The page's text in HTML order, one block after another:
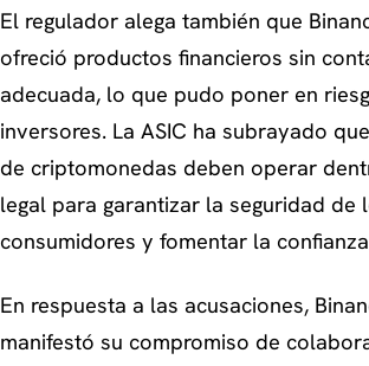
El regulador alega también que
ofreció productos financieros sin
adecuada, lo que pudo poner en
inversores. La ASIC ha subrayado
de criptomonedas deben operar
legal para garantizar la seguridad de
consumidores y fomentar la
En respuesta a las acusaciones,
manifestó su compromiso de